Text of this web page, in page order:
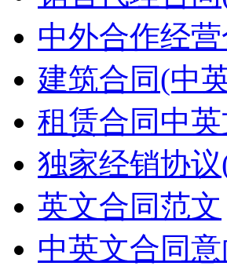
中外合作经
建筑合同(中
租赁合同中英
独家经销协
英文合同范文
中英文合同